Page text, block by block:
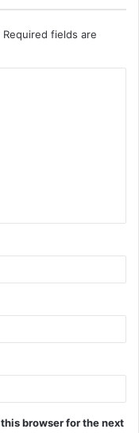
Required fields are
browser for the next